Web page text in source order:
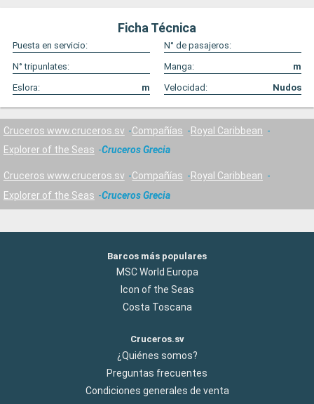
Ficha Técnica
Puesta en servicio:
N° de pasajeros:
N° tripunlates:
Manga:
m
Eslora:
m Velocidad: Nudos
Cruceros www.cruceros.sv Compañías
Royal Caribbean
Explorer of the Seas
Cruceros Grecia
Cruceros www.cruceros.sv Compañías
Royal Caribbean
Explorer of the Seas
Cruceros Grecia
Barcos más populares
MSC World Europa
Icon of the Seas
Costa Toscana
Cruceros.sv
¿Quiénes somos?
Preguntas frecuentes
Condiciones generales de venta